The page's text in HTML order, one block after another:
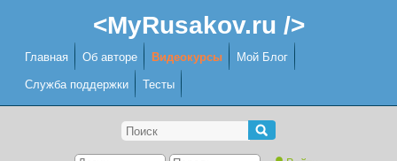
<MyRusakov.ru />
Главная Об авторе Видеокурсы Мой Блог
Служба поддержки Тесты